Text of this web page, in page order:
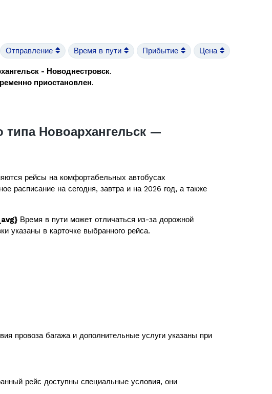
Отправление Время в пути Прибытие Цена
- Новоднестровск.
приостановлен.
типа Новоархангельск —
рейсы на комфортабельных автобусах
расписание на сегодня, завтра и на 2026 год, а также
Время в пути может отличаться из-за дорожной
указаны в карточке выбранного рейса.
провоза багажа и дополнительные услуги указаны при
рейс доступны специальные условия, они